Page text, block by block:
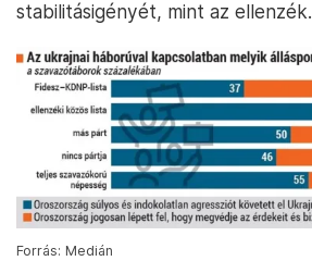
stabilitásigényét, mint az ellenzék.
Forrás: Medián